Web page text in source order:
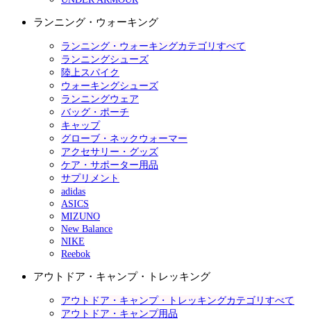
ランニング・ウォーキング
ランニング・ウォーキングカテゴリすべて
ランニングシューズ
陸上スパイク
ウォーキングシューズ
ランニングウェア
バッグ・ポーチ
キャップ
グローブ・ネックウォーマー
アクセサリー・グッズ
ケア・サポーター用品
サプリメント
adidas
ASICS
MIZUNO
New Balance
NIKE
Reebok
アウトドア・キャンプ・トレッキング
アウトドア・キャンプ・トレッキングカテゴリすべて
アウトドア・キャンプ用品